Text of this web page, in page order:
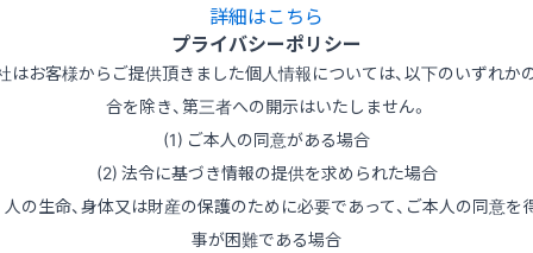
詳細はこちら
プライバシーポリシー
はお客様からご提供頂きました個人情報については、以下のいずれか
合を除き、第三者への開示はいたしません。
(1) ご本人の同意がある場合
(2) 法令に基づき情報の提供を求められた場合
の生命、身体又は財産の保護のために必要であって、ご本人の同意を
事が困難である場合